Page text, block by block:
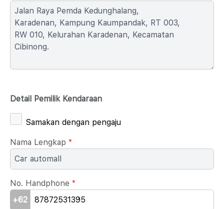
Detail Pemilik Kendaraan
Samakan dengan pengaju
Nama Lengkap *
No. Handphone *
+62